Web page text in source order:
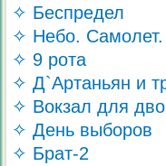
✧ Беспредел
✧ Небо.
✧ 9 рота
✧ Д`Артаньян и
✧ Вокзал для
✧ День выборов
✧ Брат-2